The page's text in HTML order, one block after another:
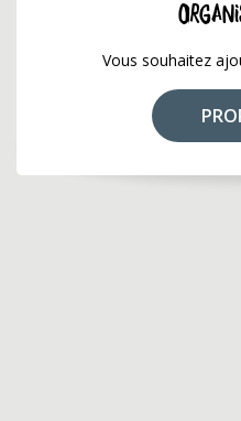
Vous souhaitez